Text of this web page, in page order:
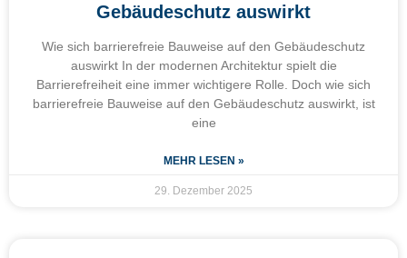
Gebäudeschutz auswirkt
Wie sich barrierefreie Bauweise auf den Gebäudeschutz
auswirkt In der modernen Architektur spielt die
Barrierefreiheit eine immer wichtigere Rolle. Doch wie sich
barrierefreie Bauweise auf den Gebäudeschutz auswirkt, ist
eine
MEHR LESEN »
29. Dezember 2025